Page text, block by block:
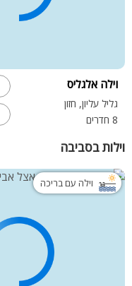
וילה אלגליס
גליל עליון, חזון
8 חדרים
וילות בסביבה
וילה עם בריכה